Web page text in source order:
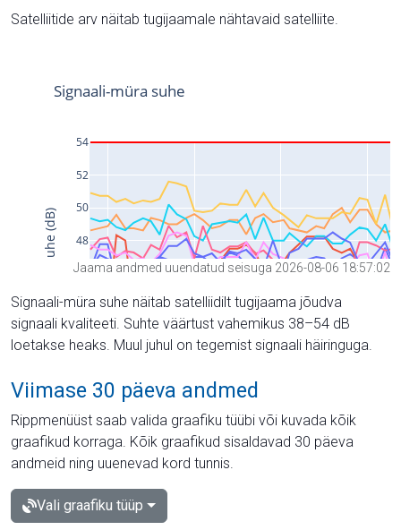
Satelliitide arv näitab tugijaamale nähtavaid satelliite.
Jaama andmed uuendatud seisuga 2026-08-06 18:57:02
Signaali-müra suhe näitab satelliidilt tugijaama jõudva
signaali kvaliteeti. Suhte väärtust vahemikus 38–54 dB
loetakse heaks. Muul juhul on tegemist signaali häiringuga.
Viimase 30 päeva andmed
Rippmenüüst saab valida graafiku tüübi või kuvada kõik
graafikud korraga. Kõik graafikud sisaldavad 30 päeva
andmeid ning uuenevad kord tunnis.
Vali graafiku tüüp